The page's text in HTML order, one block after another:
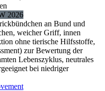
2026
an Bund und
weicher Griff, innen
ohne tierische Hilfsstoffe,
zur Bewertung der
Lebenszyklus, neutrales
bei niedriger